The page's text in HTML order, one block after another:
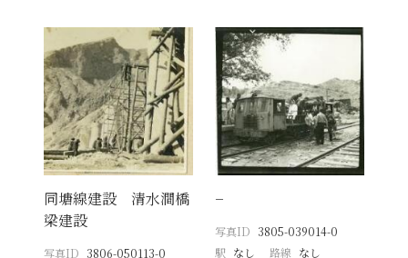
同塘線建設 清水澗橋
梁建設
写真ID 3806-050113-0
−
写真ID 3805-039014-0
駅 なし 路線 なし